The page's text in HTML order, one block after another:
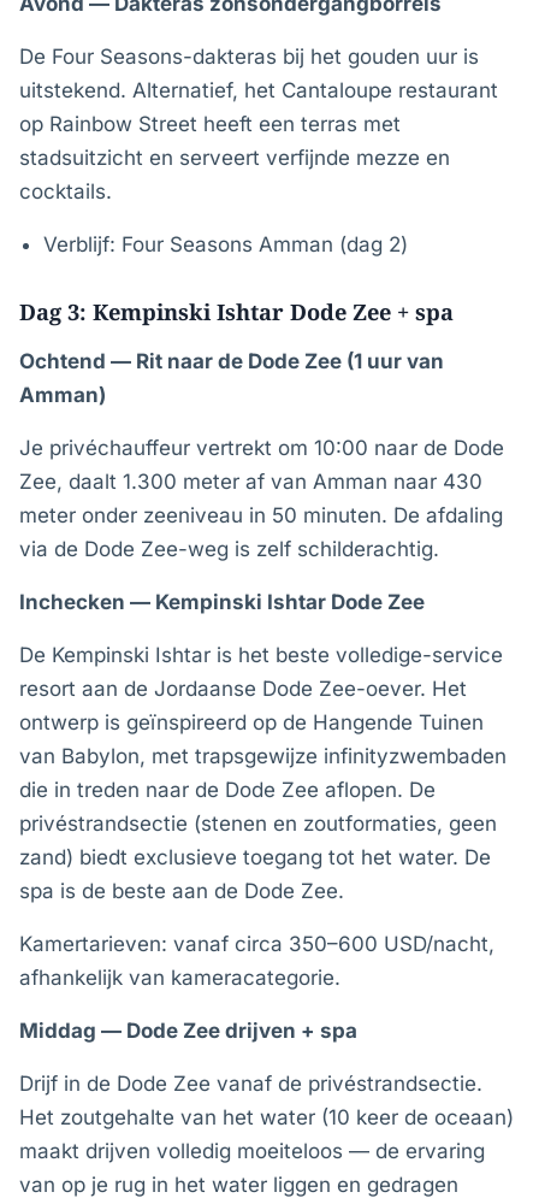
De Four Seasons-dakteras bij het gouden uur is
uitstekend. Alternatief, het Cantaloupe restaurant
op Rainbow Street heeft een terras met
stadsuitzicht en serveert verfijnde mezze en
cocktails.
Verblijf: Four Seasons Amman (dag 2)
Dag 3: Kempinski Ishtar Dode Zee + spa
Ochtend — Rit naar de Dode Zee (1 uur van
Amman)
Je privéchauffeur vertrekt om 10:00 naar de Dode
Zee, daalt 1.300 meter af van Amman naar 430
meter onder zeeniveau in 50 minuten. De afdaling
via de Dode Zee-weg is zelf schilderachtig.
Inchecken — Kempinski Ishtar Dode Zee
De Kempinski Ishtar is het beste volledige-service
resort aan de Jordaanse Dode Zee-oever. Het
ontwerp is geïnspireerd op de Hangende Tuinen
van Babylon, met trapsgewijze infinityzwembaden
die in treden naar de Dode Zee aflopen. De
privéstrandsectie (stenen en zoutformaties, geen
zand) biedt exclusieve toegang tot het water. De
spa is de beste aan de Dode Zee.
Kamertarieven: vanaf circa 350–600 USD/nacht,
afhankelijk van kameracategorie.
Middag — Dode Zee drijven + spa
Drijf in de Dode Zee vanaf de privéstrandsectie.
Het zoutgehalte van het water (10 keer de oceaan)
maakt drijven volledig moeiteloos — de ervaring
van op je rug in het water liggen en gedragen